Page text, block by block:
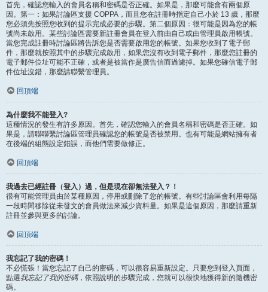
首先，確認您輸入的會員名稱和密碼是否正確。如果是，那麼可能會有兩個原
因。第一：如果討論區支援 COPPA，而且您在註冊時指定自己小於 13 歲，那麼
您必須先按照您收到的提示完成必要的步驟。第二個原因：很可能是因為您的帳
號尚未啟用。某些討論區需要新註冊會員在登入前由自己或由管理員啟用帳號。
當您完成註冊時討論區將告訴您是否需要啟用您的帳號。如果您收到了電子郵
件，那麼就按照其中的步驟完成啟用，如果您沒有收到電子郵件，那麼您註冊的
電子郵件位址可能不正確，或者是被當作是廣告信而過濾掉。如果您確信電子郵
件位址沒錯，那麼請聯繫管理員。
回頂端
為什麼我不能登入?
這種情況的發生有許多原因。首先，確認您輸入的會員名稱和密碼是否正確。如
果是，請聯聯繫討論區管理員確認您的帳號是否被禁用。也有可能是網站擁有者
在後端的組態設定錯誤，而他們需要做修正。
回頂端
我過去已經註冊（登入）過，但是現在卻無法登入？！
很有可能管理員由於某種原因，停用或刪除了您的帳號。有些討論區會利用每隔
一段時間移除從未發文的會員做法來減少資料量。如果是這個原因，那麼請重新
註冊並參與更多的討論。
回頂端
我忘記了我的密碼！
不必慌張！當您忘記了自己的密碼，可以很容易重新設定。只要您到登入頁面，
點選我忘記了我的密碼，依照說明的步驟完成，您就可以很快地獲得新的隨機密
碼。